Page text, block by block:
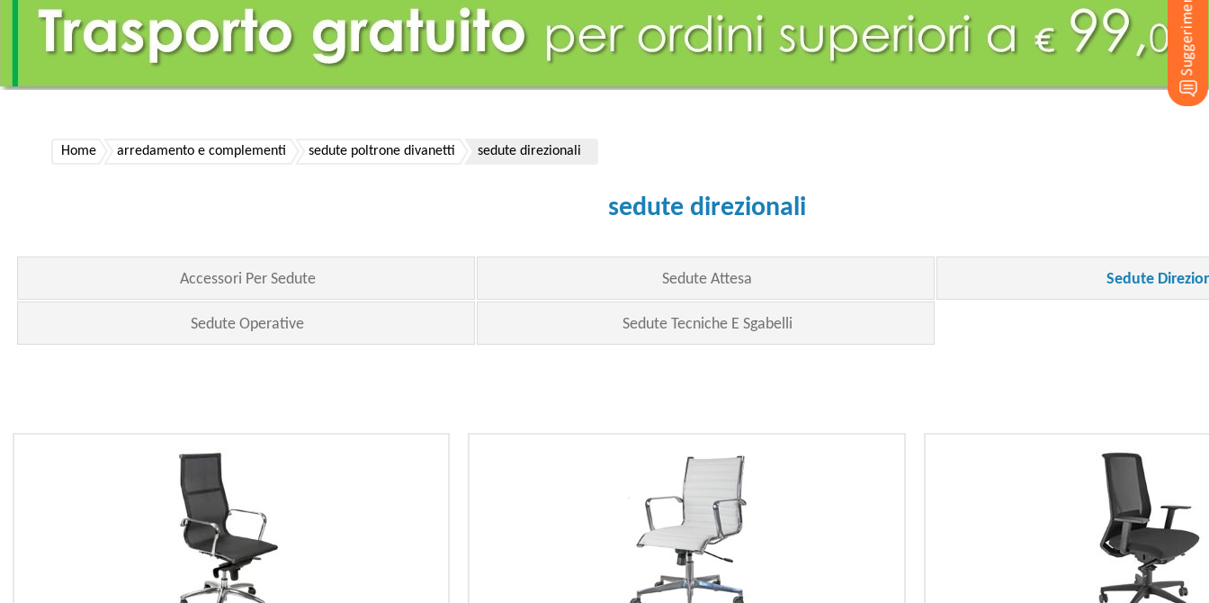
Home arredamento e complementi sedute poltrone divanetti sedute direzionali
sedute direzionali
Accessori Per Sedute Sedute Attesa Sedute
Sedute Operative Sedute Tecniche E Sgabelli